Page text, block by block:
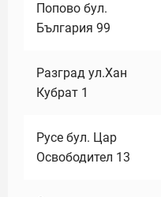
Попово бул.
България 99
Разград ул.Хан
Кубрат 1
Русе бул. Цар
Освободител 13